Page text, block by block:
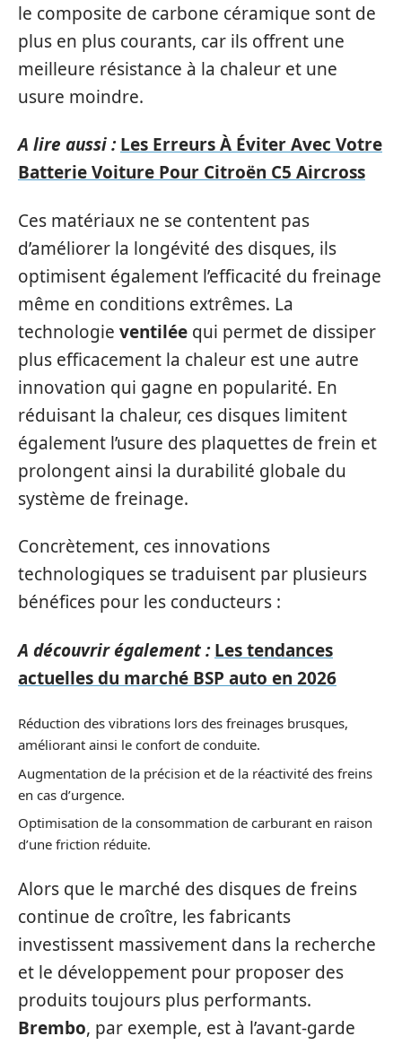
le composite de carbone céramique sont de
plus en plus courants, car ils offrent une
meilleure résistance à la chaleur et une
usure moindre.
A lire aussi : Les Erreurs À Éviter Avec Votre
Batterie Voiture Pour Citroën C5 Aircross
Ces matériaux ne se contentent pas
d’améliorer la longévité des disques, ils
optimisent également l’efficacité du freinage
même en conditions extrêmes. La
technologie ventilée qui permet de dissiper
plus efficacement la chaleur est une autre
innovation qui gagne en popularité. En
réduisant la chaleur, ces disques limitent
également l’usure des plaquettes de frein et
prolongent ainsi la durabilité globale du
système de freinage.
Concrètement, ces innovations
technologiques se traduisent par plusieurs
bénéfices pour les conducteurs :
A découvrir également : Les tendances
actuelles du marché BSP auto en 2026
Réduction des vibrations lors des freinages brusques,
améliorant ainsi le confort de conduite.
Augmentation de la précision et de la réactivité des freins
en cas d’urgence.
Optimisation de la consommation de carburant en raison
d’une friction réduite.
Alors que le marché des disques de freins
continue de croître, les fabricants
investissent massivement dans la recherche
et le développement pour proposer des
produits toujours plus performants.
Brembo, par exemple, est à l’avant-garde